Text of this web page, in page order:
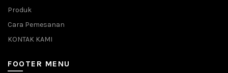
Produk
Cara Pemesanan
KONTAK KAMI
FOOTER MENU